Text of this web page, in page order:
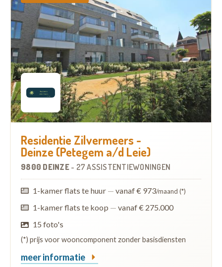
Residentie Zilvermeers -
Deinze (Petegem a/d Leie)
9800 DEINZE - 27 ASSISTENTIEWONINGEN
1-kamer flats te huur — vanaf € 973/maand (*)
1-kamer flats te koop — vanaf € 275.000
15 foto's
(*) prijs voor wooncomponent zonder basisdiensten
meer informatie